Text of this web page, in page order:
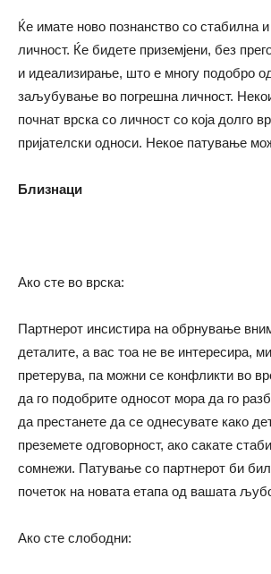
Ќе имате ново познанство со стабилна
личност. Ќе бидете приземјени, без
и идеализирање, што е многу подобро
заљубување во погрешна личност.
почнат врска со личност со која долго
пријателски односи. Некое патување
Близнаци
Ако сте во врска:
Партнерот инсистира на обрнување
деталите, а вас тоа не ве интересира,
претерува, па можни се конфликти во
да го подобрите односот мора да го
да престанете да се однесувате како
преземете одговорност, ако сакате
сомнежи. Патување со партнерот би
почеток на новата етапа од вашата
Ако сте слободни: